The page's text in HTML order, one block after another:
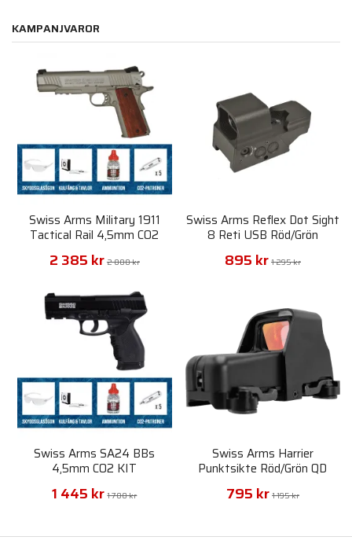
KAMPANJVAROR
Swiss Arms Military 1911
Tactical Rail 4,5mm CO2
Blowback Startpaket
2 385 kr 2 800 kr
Swiss Arms Reflex Dot Sight
8 Reti USB Röd/Grön
895 kr 1 295 kr
Swiss Arms SA24 BBs
4,5mm CO2 KIT
1 445 kr 1 700 kr
Swiss Arms Harrier
Punktsikte Röd/Grön QD
Picatinny
795 kr 1 195 kr